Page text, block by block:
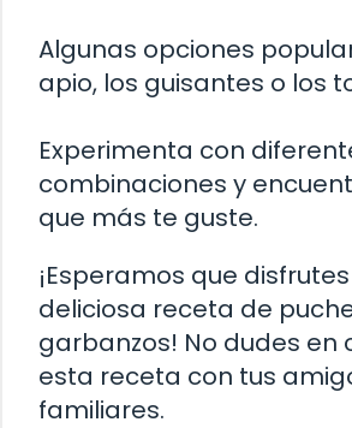
Algunas opciones
apio, los guisantes o los
Experimenta con
combinaciones y
que más te guste.
¡Esperamos que
deliciosa receta de
garbanzos! No dudes en
esta receta con tus
familiares.